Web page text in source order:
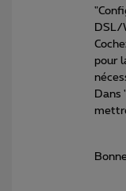
DSL/
pour
Dans